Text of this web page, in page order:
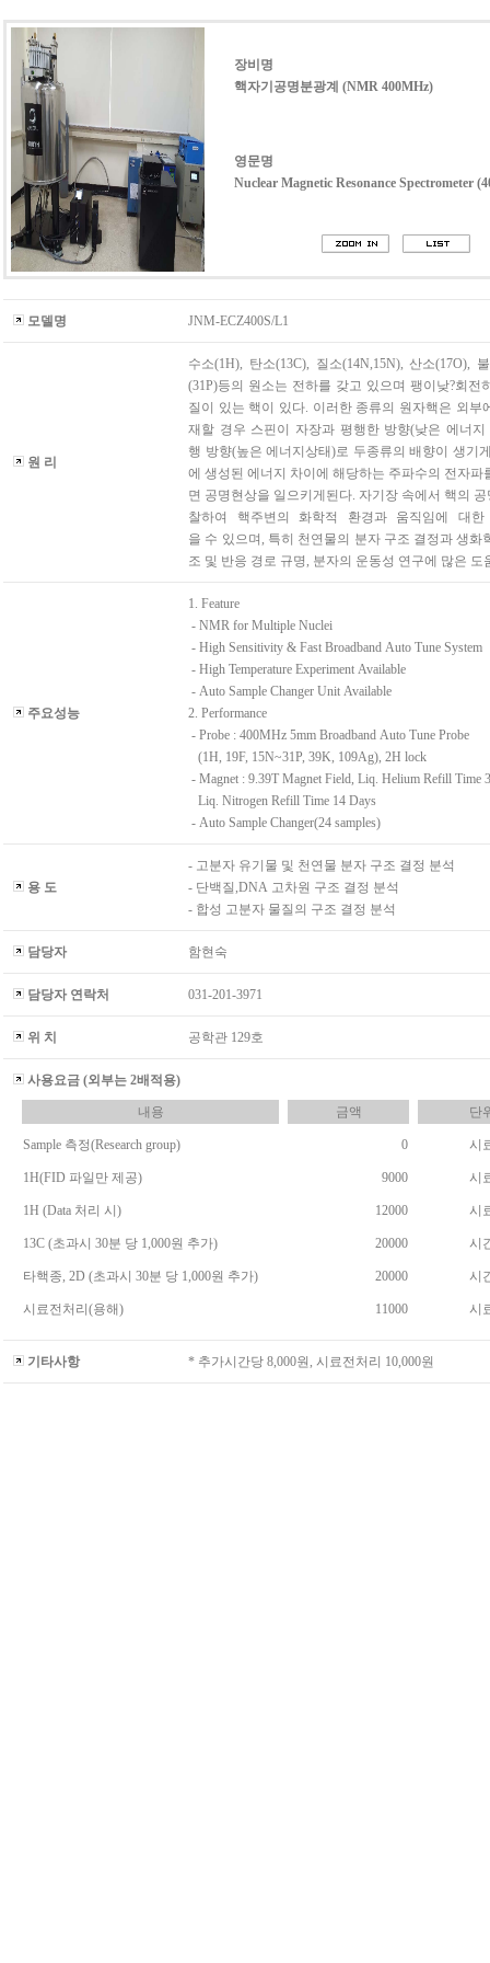
장비명
핵자기공명분광계 (NMR 400MHz)
영문명
Nuclear Magnetic Resonance Spectrometer
모델명 JNM-ECZ400S/L1
원 리
수소(1H), 탄소(13C), 질소(14N,15N), 산소(17O),
(31P)등의 원소는 전하를 갖고 있으며 팽이낮?회전
질이 있는 핵이 있다. 이러한 종류의 원자핵은 외부
재할 경우 스핀이 자장과 평행한 방향(낮은 에너지
행 방향(높은 에너지상태)로 두종류의 배향이 생기
에 생성된 에너지 차이에 해당하는 주파수의 전자파
면 공명현상을 일으키게된다. 자기장 속에서 핵의
찰하여 핵주변의 화학적 환경과 움직임에 대
을 수 있으며, 특히 천연물의 분자 구조 결정과 생화
조 및 반응 경로 규명, 분자의 운동성 연구에 많은 도
주요성능
1. Feature
- NMR for Multiple Nuclei
- High Sensitivity & Fast Broadband Auto Tune System
- High Temperature Experiment Available
- Auto Sample Changer Unit Available
2. Performance
- Probe : 400MHz 5mm Broadband Auto Tune Probe
(1H, 19F, 15N~31P, 39K, 109Ag), 2H lock
- Magnet : 9.39T Magnet Field, Liq. Helium Refill Time
Liq. Nitrogen Refill Time 14 Days
- Auto Sample Changer(24 samples)
용 도
- 고분자 유기물 및 천연물 분자 구조 결정 분석
- 단백질,DNA 고차원 구조 결정 분석
- 합성 고분자 물질의 구조 결정 분석
담당자 함현숙
담당자 연락처 031-201-3971
위 치 공학관 129호
사용요금 (외부는 2배적용)
내용 금액 단
Sample 측정(Research group) 0 시
1H(FID 파일만 제공) 9000 시
1H (Data 처리 시) 12000 시
13C (초과시 30분 당 1,000원 추가) 20000 시
타핵종, 2D (초과시 30분 당 1,000원 추가) 20000 시
시료전처리(용해) 11000 시
기타사항 * 추가시간당 8,000원, 시료전처리 10,000원